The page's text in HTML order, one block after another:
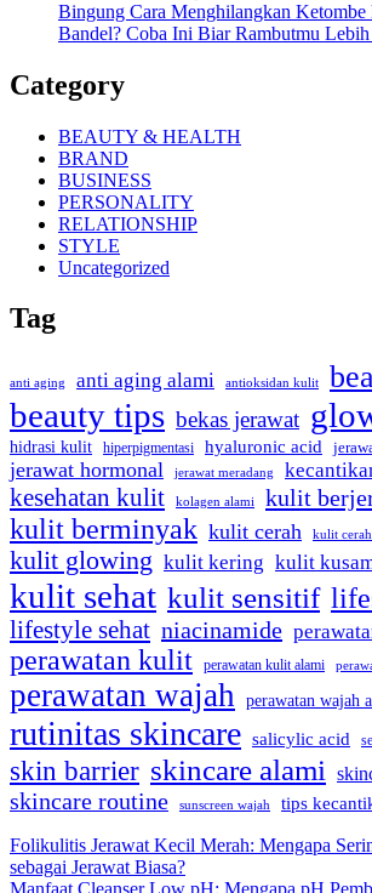
Bingung Cara Menghilangkan
Bandel? Coba Ini Biar Rambutmu Lebih
Category
BEAUTY & HEALTH
BRAND
BUSINESS
PERSONALITY
RELATIONSHIP
STYLE
Uncategorized
Tag
anti aging anti aging alami antioksidan kulit
beauty tips bekas jerawat
hidrasi kulit hiperpigmentasi hyaluronic acid
jerawat hormonal jerawat meradang
kesehatan kulit kolagen alami kulit
kulit berminyak kulit cerah kulit
kulit glowing kulit kering kulit
kulit sehat kulit sensitif
lifestyle sehat niacinamide
perawatan kulit perawatan kulit alami
perawatan wajah perawatan wajah
rutinitas skincare salicylic acid
skin barrier skincare alami
skincare routine sunscreen wajah tips
Folikulitis Jerawat Kecil Merah: Mengapa
sebagai Jerawat Biasa?